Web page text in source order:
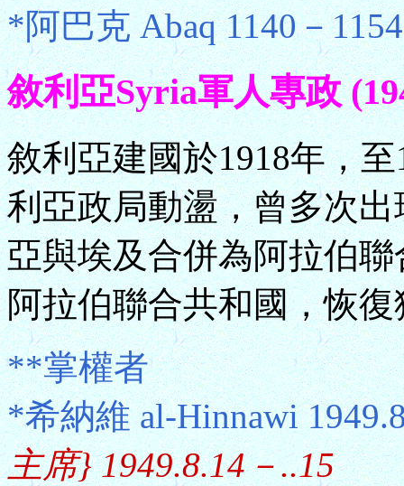
*阿巴克 Abaq 1140－1154
敘利亞Syria軍人專政
敘利亞建國於1918年，
利亞政局動盪，曾多次
亞與埃及合併為阿拉伯
阿拉伯聯合共和國，恢復
**掌權者
*希納維 al-Hinnawi
主席} 1949.8.14－..15